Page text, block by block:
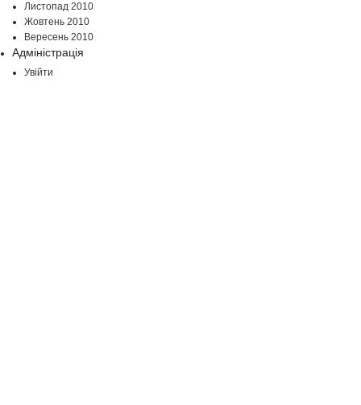
Листопад 2010
Жовтень 2010
Вересень 2010
Адміністрація
Увійти